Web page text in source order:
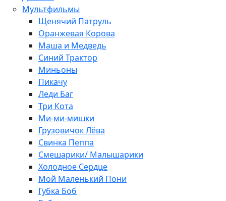
Мультфильмы
Щенячий Патруль
Оранжевая Корова
Маша и Медведь
Синий Трактор
Миньоны
Пикачу
Леди Баг
Три Кота
Ми-ми-мишки
Грузовичок Лёва
Свинка Пеппа
Смешарики/ Малышарики
Холодное Сердце
Мой Маленький Пони
Губка Боб